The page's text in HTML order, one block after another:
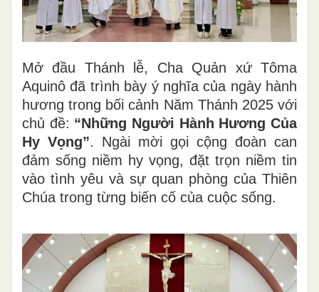
Mở đầu Thánh lễ, Cha Quản xứ Tôma
Aquinô đã trình bày ý nghĩa của ngày hành
hương trong bối cảnh Năm Thánh 2025 với
chủ đề: “Những Người Hành Hương Của
Hy Vọng”. Ngài mời gọi cộng đoàn can
đảm sống niềm hy vọng, đặt trọn niềm tin
vào tình yêu và sự quan phòng của Thiên
Chúa trong từng biến cố của cuộc sống.